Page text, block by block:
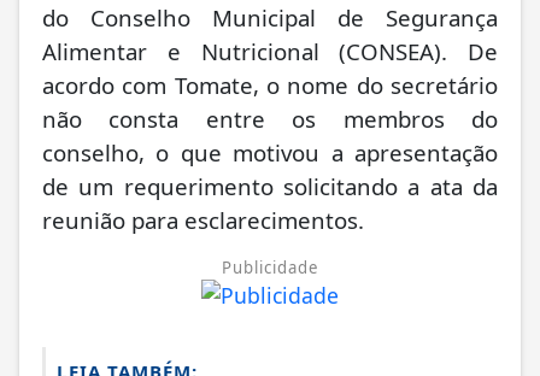
do Conselho Municipal de Segurança
Alimentar e Nutricional (CONSEA). De
acordo com Tomate, o nome do secretário
não consta entre os membros do
conselho, o que motivou a apresentação
de um requerimento solicitando a ata da
reunião para esclarecimentos.
Publicidade
LEIA TAMBÉM: